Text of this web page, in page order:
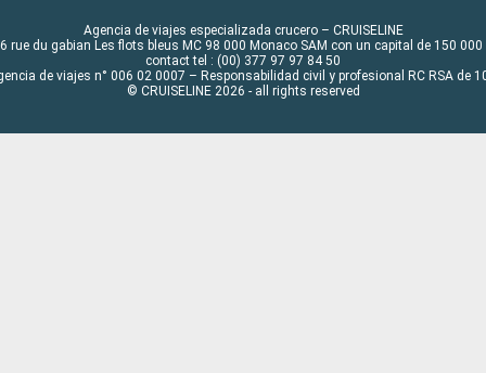
Agencia de viajes especializada crucero – CRUISELINE
rue du gabian Les flots bleus MC 98 000 Monaco SAM con un capital de 150 000
contact tel : (00) 377 97 97 84 50
de viajes n° 006 02 0007 – Responsabilidad civil y profesional RC RSA de
© CRUISELINE 2026 - all rights reserved